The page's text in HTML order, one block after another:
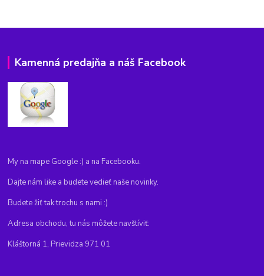
Kamenná predajňa a náš Facebook
My na mape Google :) a na Facebooku.
Dajte nám like a budete vedieť naše novinky.
Budete žiť tak trochu s nami :)
Adresa obchodu, tu nás môžete navštíviť:
Kláštorná 1, Prievidza 971 01